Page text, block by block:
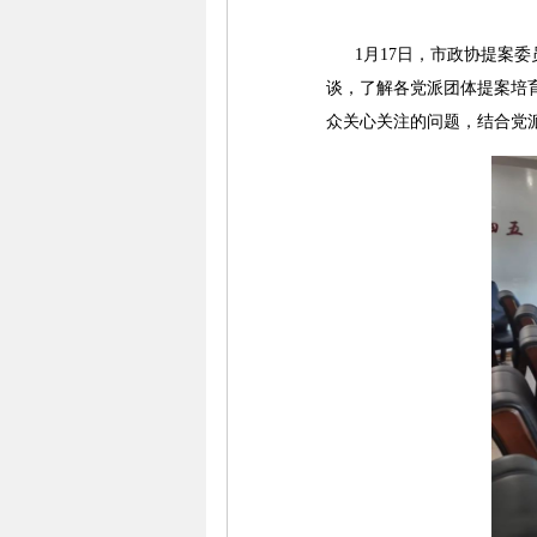
1月17日，市政协提案委
谈，了解各党派团体提案培
众关心关注的问题，结合党